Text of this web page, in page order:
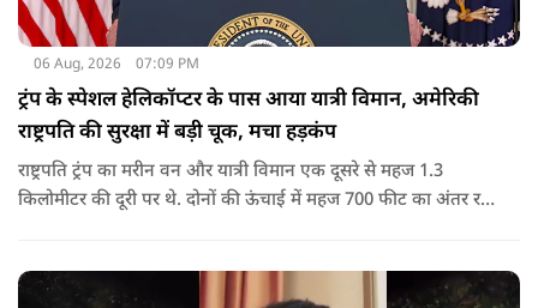
06 Aug, 2026 07:09 PM
ट्रंप के स्पेशल हेलिकॉप्टर के पास आया यात्री विमान, अमेरिकी
राष्ट्रपति की सुरक्षा में बड़ी चूक, मचा हड़कंप
राष्ट्रपति ट्रंप का मरीन वन और यात्री विमान एक दूसरे से महज 1.3
किलोमीटर की दूरी पर थे. दोनों की ऊंचाई में महज 700 फीट का अंतर रह